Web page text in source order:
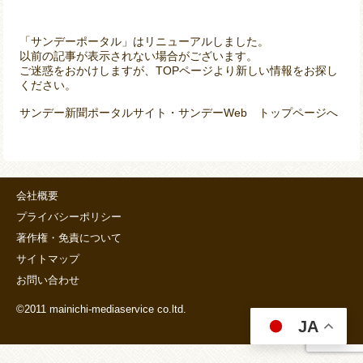
「サンデーポータル」はリニューアルしました。
以前の記事が表示されない場合がございます。
ご迷惑をおかけしますが、TOPページより新しい情報をお探し
ください。
サンデー新聞ポータルサイト・サンデーWeb トップページへ
会社概要
プライバシーポリシー
著作権・免責について
サイトマップ
お問い合わせ
©2011 mainichi-mediaservice co.ltd.
JA